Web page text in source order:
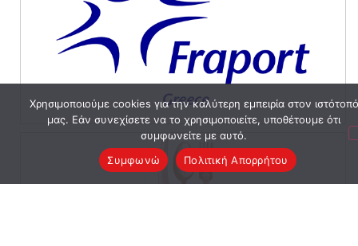
Χρησιμοποιούμε cookies για την καλύτερη εμπειρία στον ιστότοπό
μας. Εάν συνεχίσετε να το χρησιμοποιείτε, υποθέτουμε ότι
συμφωνείτε με αυτό.
Συμφωνώ
Πολιτική Απορρήτου